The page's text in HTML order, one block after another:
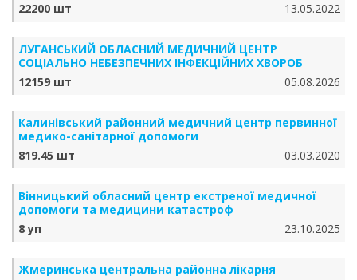
22200 шт
13.05.2022
ЛУГАНСЬКИЙ ОБЛАСНИЙ МЕДИЧНИЙ ЦЕНТР
СОЦІАЛЬНО НЕБЕЗПЕЧНИХ ІНФЕКЦІЙНИХ ХВОРОБ
12159 шт
05.08.2026
Калинівський районний медичний центр первинної
медико-санітарної допомоги
819.45 шт
03.03.2020
Вінницький обласний центр екстреної медичної
допомоги та медицини катастроф
8 уп
23.10.2025
Жмеринська центральна районна лікарня